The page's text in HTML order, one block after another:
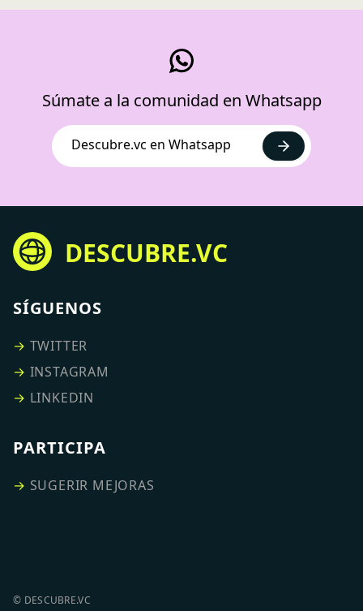
Súmate a la comunidad en Whatsapp
Descubre.vc en Whatsapp
DESCUBRE.VC
SÍGUENOS
→ TWITTER
→ INSTAGRAM
→ LINKEDIN
PARTICIPA
→ SUGERIR MEJORAS
© DESCUBRE.VC